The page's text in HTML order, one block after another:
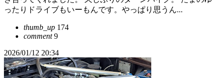
ったりドライブもいーもんです。やっぱり思うん...
thumb_up 174
comment9
2026/01/12 20:34